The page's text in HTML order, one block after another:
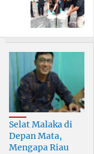
Selat Malaka di
Depan Mata,
Mengapa Riau